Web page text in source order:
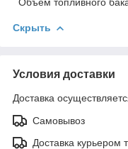
Скрыть
Условия доставки
Доставка
Самовывоз
Доставка курьером